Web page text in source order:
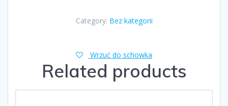
Category: Bez kategorii
Wrzuć do schowka
Related products